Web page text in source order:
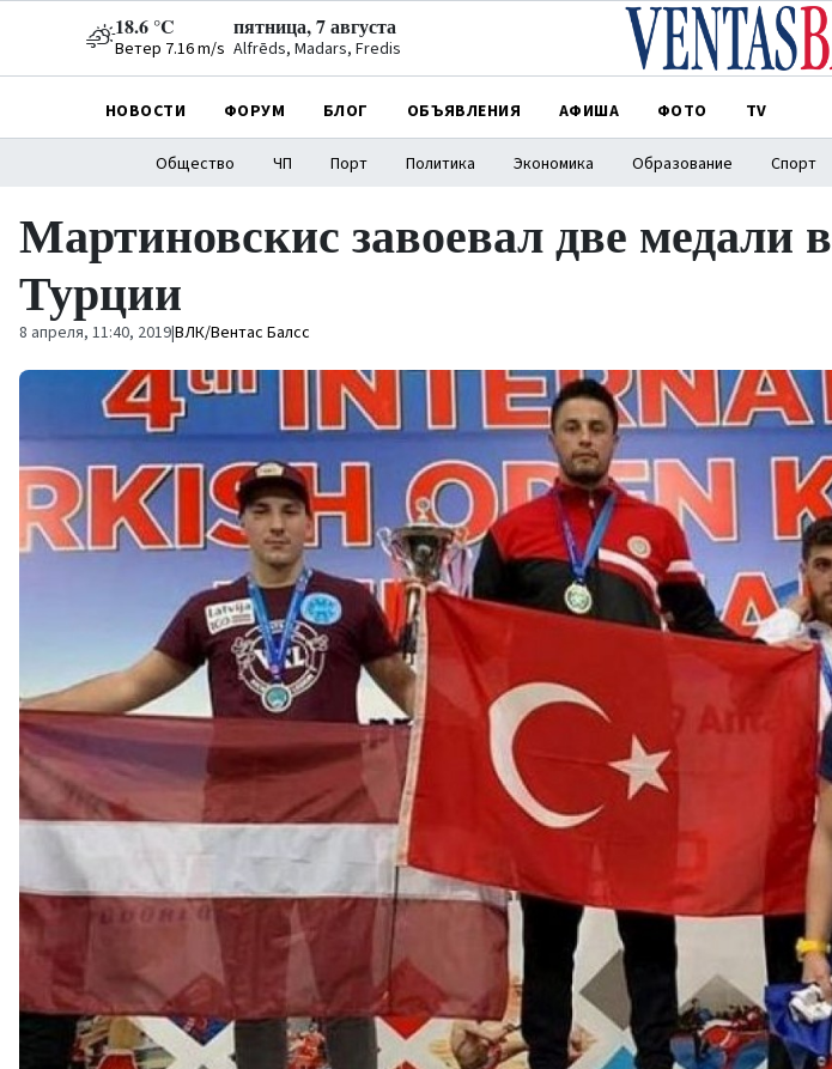
18.6 °C
Ветер 7.16 m/s
пятница, 7 августа
Alfrēds, Madars, Fredis
НОВОСТИ ФОРУМ БЛОГ ОБЪЯВЛЕНИЯ АФИША ФОТО TV
Общество ЧП Порт Политика Экономика Образование Спорт
Мартиновскис завоевал две медали в
Турции
8 апреля, 11:40, 2019|ВЛК/Вентас Балсс